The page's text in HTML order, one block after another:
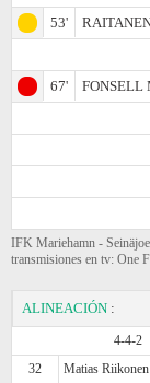
53'
67'
FONSELL
IFK Mariehamn -
transmisiones en tv: One
ALINEACIÓN :
4-4-2
32
Matias Riikonen